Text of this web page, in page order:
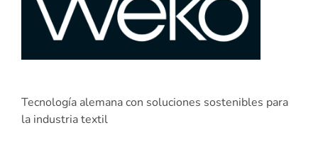
Tecnología alemana con soluciones sostenibles para
la industria textil